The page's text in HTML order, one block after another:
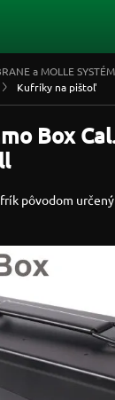
a MOLLE SYSTÉM
Kufríky na pištoľ
Box
pôvodom